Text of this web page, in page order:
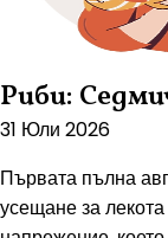
Риби:
31 Юли 2026
Първата пълна
усещане за